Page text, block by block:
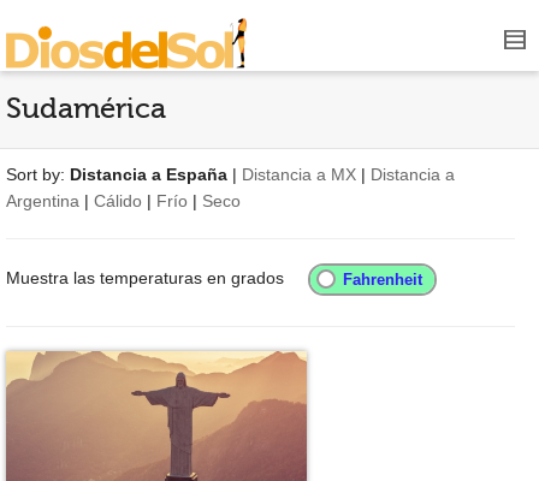
Sudamérica
Sort by: Distancia a España | Distancia a MX | Distancia a
Argentina | Cálido | Frío | Seco
Muestra las temperaturas en grados